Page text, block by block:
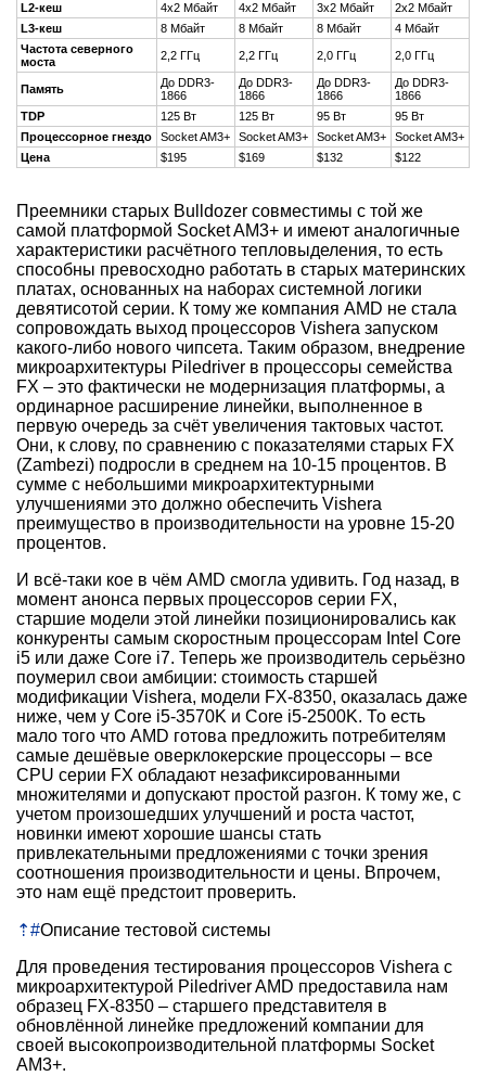
L2-кеш 4x2 Мбайт 4x2 Мбайт 3x2 Мбайт
2x2 Мбайт
L3-кеш
8 Мбайт 8 Мбайт 8 Мбайт
4 Мбайт
Частота северного
моста
2,2 ГГц 2,2 ГГц 2,0 ГГц 2,0 ГГц
Память
До DDR3-
1866
До DDR3-
1866
До DDR3-
1866
До DDR3-
1866
TDP
125 Вт 125 Вт 95 Вт
95 Вт
Процессорное гнездо
Socket AM3+ Socket AM3+ Socket AM3+
Socket AM3+
Цена
$195 $169 $132 $122
Преемники старых Bulldozer совместимы с той же
самой платформой Socket AM3+ и имеют аналогичные
характеристики расчётного тепловыделения, то есть
способны превосходно работать в старых материнских
платах, основанных на наборах системной логики
девятисотой серии. К тому же компания AMD не стала
сопровождать выход процессоров Vishera запуском
какого-либо нового чипсета. Таким образом, внедрение
микроархитектуры Piledriver в процессоры семейства
FX – это фактически не модернизация платформы, а
ординарное расширение линейки, выполненное в
первую очередь за счёт увеличения тактовых частот.
Они, к слову, по сравнению с показателями старых FX
(Zambezi) подросли в среднем на 10-15 процентов. В
сумме с небольшими микроархитектурными
улучшениями это должно обеспечить Vishera
преимущество в производительности на уровне 15-20
процентов.
И всё-таки кое в чём AMD смогла удивить. Год назад, в
момент анонса первых процессоров серии FX,
старшие модели этой линейки позиционировались как
конкуренты самым скоростным процессорам Intel Core
i5 или даже Core i7. Теперь же производитель серьёзно
поумерил свои амбиции: стоимость старшей
модификации Vishera, модели FX-8350, оказалась даже
ниже, чем у Core i5-3570K и Core i5-2500K. То есть
мало того что AMD готова предложить потребителям
самые дешёвые оверклокерские процессоры – все
CPU серии FX обладают незафиксированными
множителями и допускают простой разгон. К тому же, с
учетом произошедших улучшений и роста частот,
новинки имеют хорошие шансы стать
привлекательными предложениями с точки зрения
соотношения производительности и цены. Впрочем,
это нам ещё предстоит проверить.
⇡#Описание тестовой системы
Для проведения тестирования процессоров Vishera с
микроархитектурой Piledriver AMD предоставила нам
образец FX-8350 – старшего представителя в
обновлённой линейке предложений компании для
своей высокопроизводительной платформы Socket
AM3+.